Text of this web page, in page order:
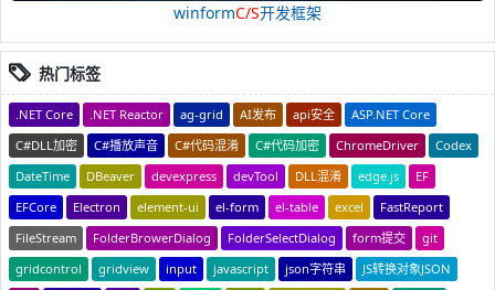
winformC/S开发框架
热门标签
.NET Core .NET Reactor ag-grid AI发布 api安全
ASP.NET Core
C#DLL加密
C#播放声音 C#代码混淆 C#代码加密 ChromeDriver
Codex
DateTime
DBeaver devexpress devTool DLL混淆 edge.js
EF
EFCore
Electron element-ui el-form el-table excel
FastReport
FileStream
FolderBrowerDialog FolderSelectDialog form提交
git
gridcontrol
gridview input javascript json字符串
JS转换对象JSON